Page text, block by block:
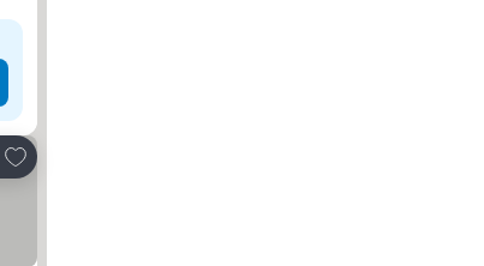
Přidat na seznam oblíbených hotelů